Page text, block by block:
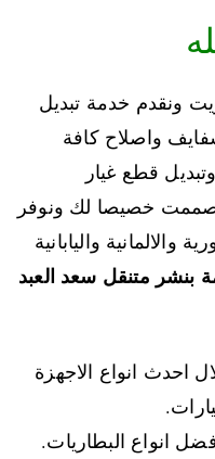
ونقدم خدمة تبديل
واصلاح كافة
قطع غيار
صممت خصيصا لك ونوفر
والالمانية واليابانية
بنشر متنقل سعد العبد
احدث انواع الاجهزة
انواع البطاريات.